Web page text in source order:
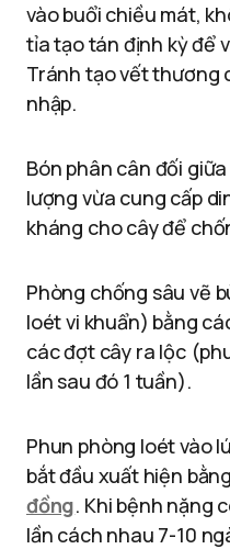
vào buổi chiều mát,
tỉa tạo tán định kỳ để
Tránh tạo vết thương
nhập.
Bón phân cân đối
lượng vừa cung cấp
kháng cho cây để
Phòng chống sâu vẽ
loét vi khuẩn) bằng
các đợt cây ra lộc
lần sau đó 1 tuần).
Phun phòng loét vào
bắt đầu xuất hiện
đồng. Khi bệnh nặng
lần cách nhau 7-10